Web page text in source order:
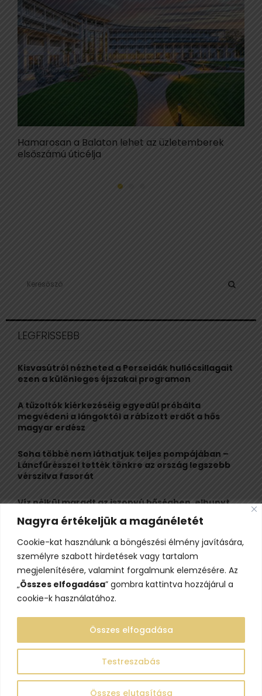
Nagyra értékeljük a magánéletét
Cookie-kat használunk a böngészési élmény javítására,
személyre szabott hirdetések vagy tartalom
megjelenítésére, valamint forgalmunk elemzésére. Az
„Összes elfogadása” gombra kattintva hozzájárul a
cookie-k használatához.
Testreszabás
Összes elutasítása
Összes elfogadása
Hamarosan a Balaton lehet az üzletemberek
elsőszámú úticélja
h
o
r
LEGFRISSEBB
Kisvasútról nézheted a Perseidák hullócsillagait
ezen a különleges éjszakai programon
A tűzoltók kiérkezéséig egyedül próbálta
megvédeni a lángoktól a rábízott erdőt a hős
magyar erdész
Soha többé nem láthatjuk teljes pompájában –
Láncfűrésszel tették tönkre az ország legszebb
vérszilva fasorát
Víz nélkül maradt az iszonyú hőségben, elhunyt
egy kiránduló a legnépszerűbb horvát
hegységben
Felbecsülhetetlen értékű honfoglaláskori
leletegyüttes került elő Pest megyében – videóval
@2023 - www.lelepo.hu. Minden jog fenntartva.